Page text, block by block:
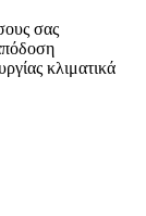
σας
κλιματικά